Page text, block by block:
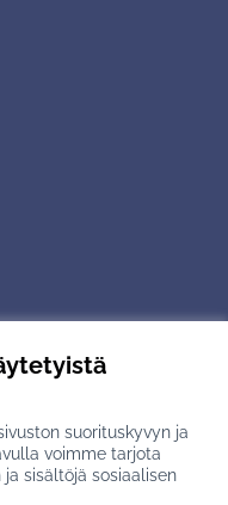
suorituskyvyn ja
voimme tarjota
sisältöjä sosiaalisen